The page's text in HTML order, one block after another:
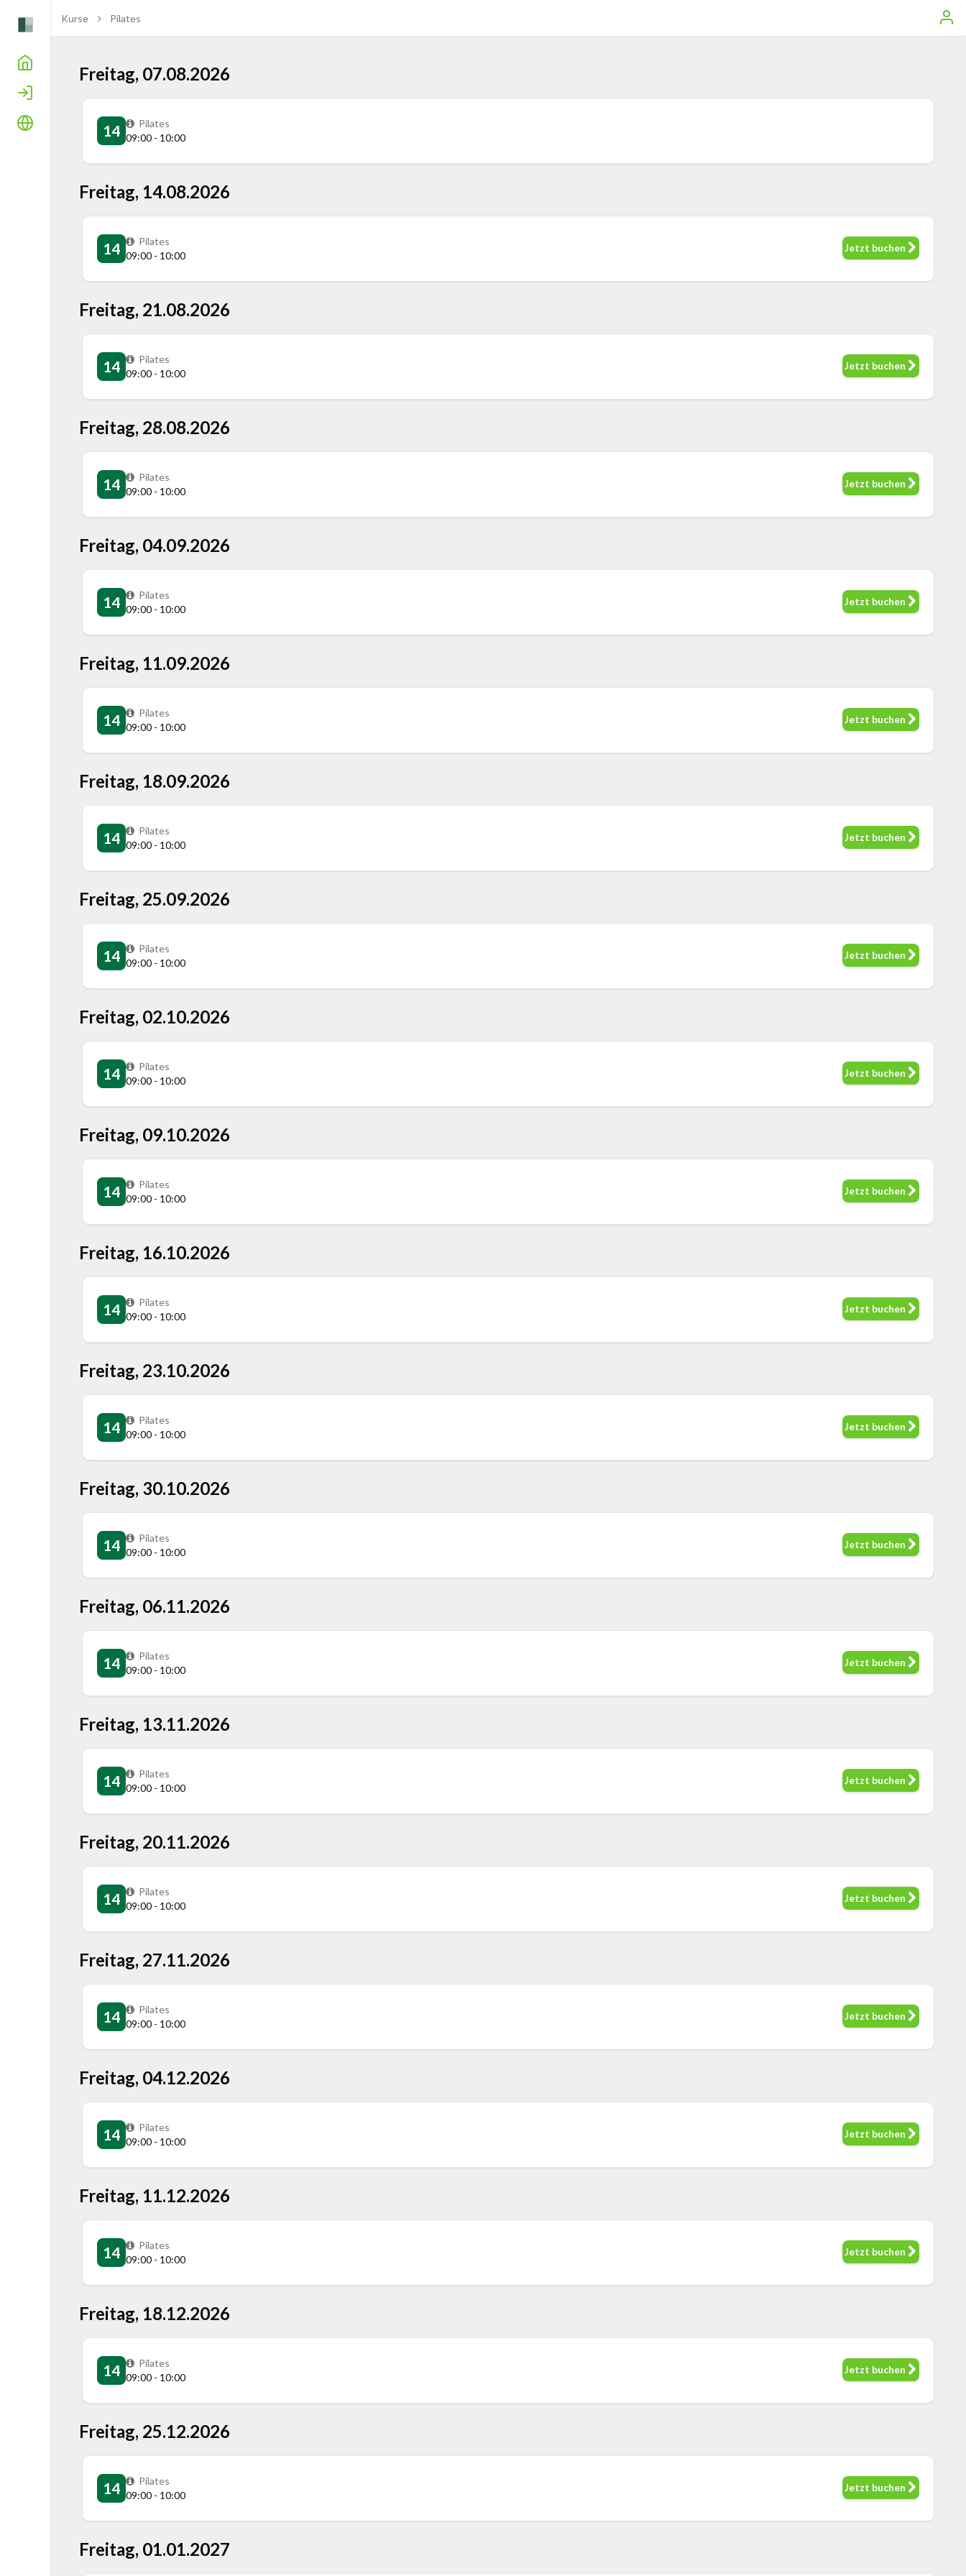
Kurse Pilates
Freitag, 07.08.2026
14
Pilates
09:00 - 10:00
Freitag, 14.08.2026
14
Pilates
09:00 - 10:00
Jetzt buchen
Freitag, 21.08.2026
14
Pilates
09:00 - 10:00
Jetzt buchen
Freitag, 28.08.2026
14
Pilates
09:00 - 10:00
Jetzt buchen
Freitag, 04.09.2026
14
Pilates
09:00 - 10:00
Jetzt buchen
Freitag, 11.09.2026
14
Pilates
09:00 - 10:00
Jetzt buchen
Freitag, 18.09.2026
14
Pilates
09:00 - 10:00
Jetzt buchen
Freitag, 25.09.2026
14
Pilates
09:00 - 10:00
Jetzt buchen
Freitag, 02.10.2026
14
Pilates
09:00 - 10:00
Jetzt buchen
Freitag, 09.10.2026
14
Pilates
09:00 - 10:00
Jetzt buchen
Freitag, 16.10.2026
14
Pilates
09:00 - 10:00
Jetzt buchen
Freitag, 23.10.2026
14
Pilates
09:00 - 10:00
Jetzt buchen
Freitag, 30.10.2026
14
Pilates
09:00 - 10:00
Jetzt buchen
Freitag, 06.11.2026
14
Pilates
09:00 - 10:00
Jetzt buchen
Freitag, 13.11.2026
14
Pilates
09:00 - 10:00
Jetzt buchen
Freitag, 20.11.2026
14
Pilates
09:00 - 10:00
Jetzt buchen
Freitag, 27.11.2026
14
Pilates
09:00 - 10:00
Jetzt buchen
Freitag, 04.12.2026
14
Pilates
09:00 - 10:00
Jetzt buchen
Freitag, 11.12.2026
14
Pilates
09:00 - 10:00
Jetzt buchen
Freitag, 18.12.2026
14
Pilates
09:00 - 10:00
Jetzt buchen
Freitag, 25.12.2026
14
Pilates
09:00 - 10:00
Jetzt buchen
Freitag, 01.01.2027